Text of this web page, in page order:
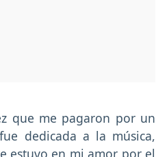
que me pagaron por un
dedicada a la música,
estuvo en mi amor por el